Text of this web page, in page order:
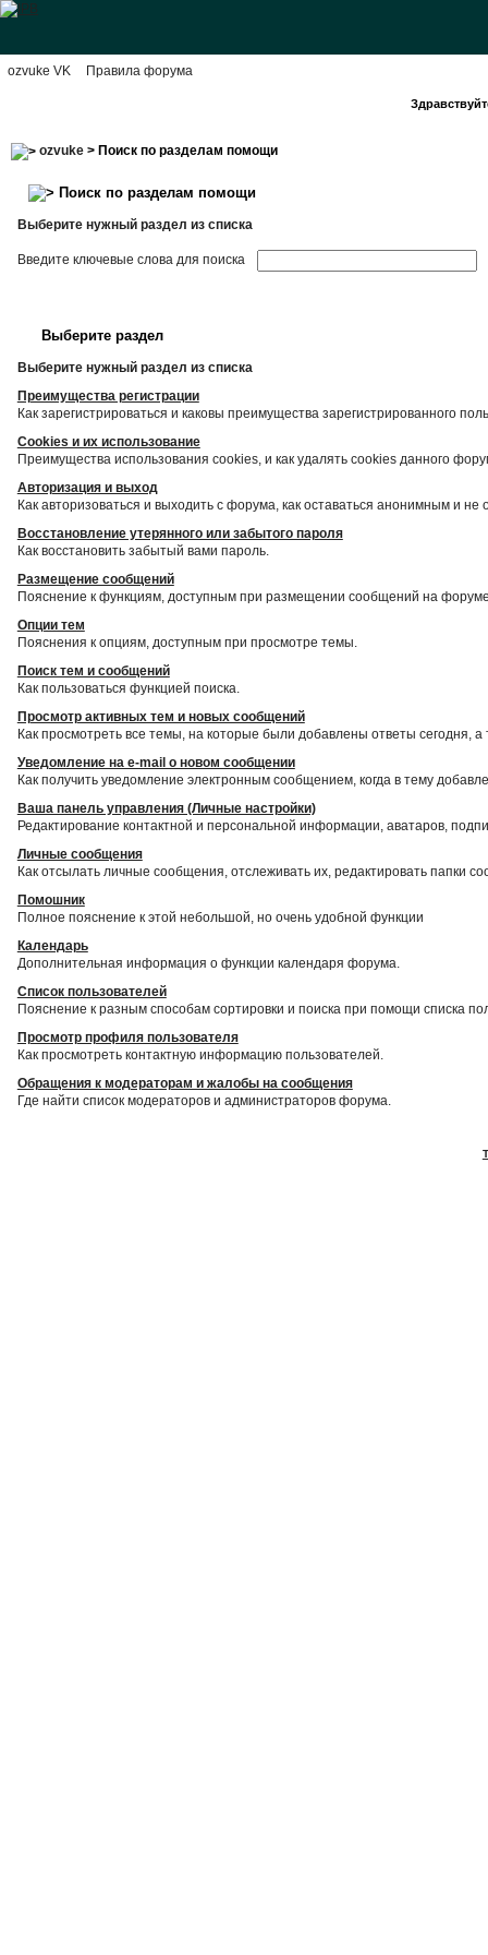
ozvuke VK Правила форума
ozvuke> Поиск по разделам помощи
Поиск по разделам помощи
Выберите нужный раздел из списка
Введите ключевые слова для поиска
Выберите раздел
Выберите нужный раздел из списка
Преимущества регистрации
Как зарегистрироваться и каковы преимущества зарегистрированного
Cookies и их использование
Преимущества использования cookies, и как удалять cookies данного
Авторизация и выход
Как авторизоваться и выходить с форума, как оставаться анонимным и
Восстановление утерянного или забытого пароля
Как восстановить забытый вами пароль.
Размещение сообщений
Пояснение к функциям, доступным при размещении сообщений на
Опции тем
Пояснения к опциям, доступным при просмотре темы.
Поиск тем и сообщений
Как пользоваться функцией поиска.
Просмотр активных тем и новых сообщений
Как просмотреть все темы, на которые были добавлены ответы сегодня,
Уведомление на е-mail о новом сообщении
Как получить уведомление электронным сообщением, когда в тему
Ваша панель управления (Личные настройки)
Редактирование контактной и персональной информации, аватаров,
Личные сообщения
Как отсылать личные сообщения, отслеживать их, редактировать папки
Помошник
Полное пояснение к этой небольшой, но очень удобной функции
Календарь
Дополнительная информация о функции календаря форума.
Список пользователей
Пояснение к разным способам сортировки и поиска при помощи списка
Просмотр профиля пользователя
Как просмотреть контактную информацию пользователей.
Обращения к модераторам и жалобы на сообщения
Где найти список модераторов и администраторов форума.